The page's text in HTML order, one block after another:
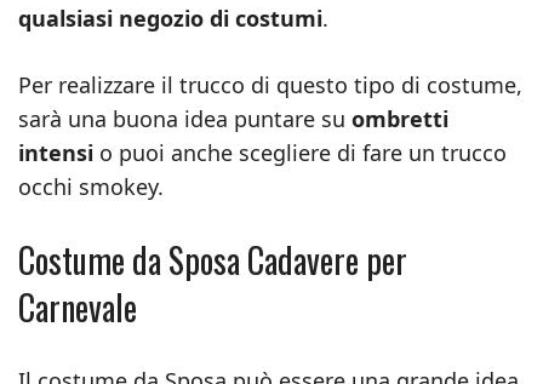
qualsiasi negozio di costumi.
Per realizzare il trucco di questo tipo di costume,
sarà una buona idea puntare su ombretti
intensi o puoi anche scegliere di fare un trucco
occhi smokey.
Costume da Sposa Cadavere per
Carnevale